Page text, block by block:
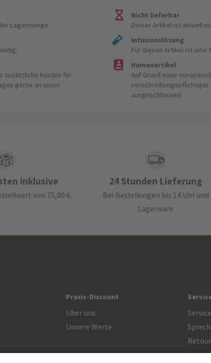
Lagermenge.
Nicht lieferbar
Dieser Artikel ist aktuell
Infusionslösung
Für diesen Artikel ist eine
zusätzliche Kosten für
gerne an unser
Humanartikel
Auf Grund einer
verschreibungspflichtiger
ausgeschlossen!
inklusive
von 75,00 €.
24 Stunden Lieferung
Bei Bestellungen bis 14 Uhr und
Lagerware
Praxis-Discount
Über uns
Unsere Werte